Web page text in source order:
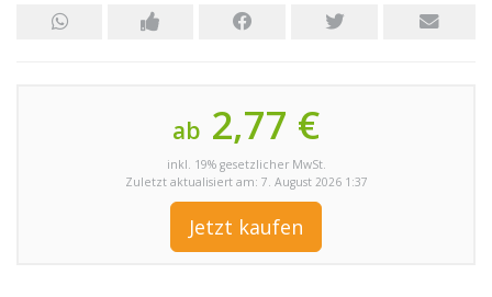
ab 2,77 €
inkl. 19% gesetzlicher MwSt.
Zuletzt aktualisiert am: 7. August 2026 1:37
Jetzt kaufen